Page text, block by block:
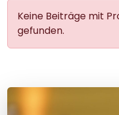
Keine Beiträge mit
gefunden.